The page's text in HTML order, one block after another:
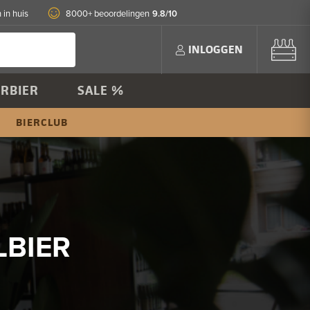
in huis 8000+ beoordelingen 9.8/10
INLOGGEN
SALE %
BIERCLUB